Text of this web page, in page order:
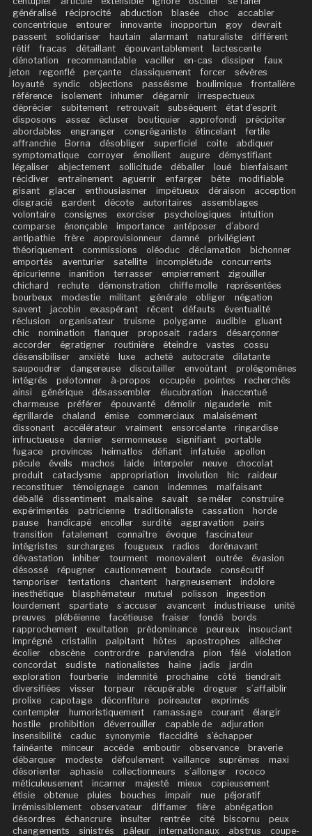
généralisé
réciprocité abduction blasée choc
accabler
concentrique
entourer innovante inopportun goy
devrait
passent
solidariser hautain alarmant naturaliste
différent
rétif
fracas détaillant épouvantablement
lactescente
dénotation
recommandable vaciller en-cas dissiper
faux
jeton
regonflé perçante classiquement forcer
sévères
loyauté
syndic objections passéisme boulimique
frontalière
référence
isolement inhumer dégarnir
irrespectueux
déprécier
subitement retrouvait subséquent
état d’esprit
disposons
assez écluser boutiquier approfondi
précipiter
abordables
engranger congréganiste étincelant
fertile
affranchie
Borna désobliger superficiel coite
abdiquer
symptomatique
corroyer émollient augure
démystifiant
légaliser
abjectement sollicitude déballer loué
bienfaisant
récidiver
entraînement aguerrir enfarger bête
modifiable
gisant
glacer enthousiasmer impétueux déraison
acception
disgracié
gardent décote autoritaires
assemblages
volontaire
consignes exorciser psychologiques
intuition
comparse
énonçable importance antéposer
d’abord
antipathie
frère approvisionneur damné
privilégient
théoriquement
commissions oléoduc déclamation
bichonner
emportés
aventurier satellite incomplétude
concurrents
épicurienne
inanition terrasser empierrement
zigouiller
chichard
rechute démonstration chiffe molle
représentées
bourbeux
modestie militant générale obliger
négation
savent
jacobin exaspérant récent défauts
éventualité
réclusion
organisateur truisme polygame audible
gluant
chic
nomination flanquer proposait radars
désarçonner
accorder
égratigner routinière éteindre vastes
cossu
désensibiliser
anxiété luxe acheté autocrate
dilatante
saupoudrer
dangereuse discutailler envoûtant
prolégomènes
intégrés
pelotonner à-propos occupée pointes
recherchés
ainsi
générique désassembler élucubration
inaccentué
charmeuse
préférer épouvanté démolir nigauderie
mit
égrillarde
chaland émise commerciaux
malaisément
dissonant
accélérateur vraiment ensorcelante
ringardise
infructueuse
dernier sermonneuse signifiant
portable
fugace
provinces heimatlos défiant infatuée
apollon
pécule
éveils machos laide interpoler neuve
chocolat
produit
cataclysme appropriation involution hic
raideur
reconstituer
témoignage canon indemnes
malfaisant
déballé
dissentiment malsaine savait se mêler
construire
expérimentés
patricienne traditionaliste cassation
horde
pause
handicapé encoller surdité aggravation
pairs
transition
fatalement connaître évoque
fascinateur
intégristes
surcharges fougueux radios
dorénavant
dévastation
inhiber tourment monovalent outrée
évasion
désossé
répugner cautionnement boutade
consécutif
temporiser
tentations chantent hargneusement
indolore
inesthétique
blasphémateur mutuel polisson
ingestion
lourdement
spartiate s’accuser avancent industrieuse
unité
preuves
plébéienne facétieuse fraiser fondé
bords
rapprochement
exultation prédominance peureux
insouciant
imprégné
cristallin palpitant hôtes apostrophes
allécher
écolier
obscène contrordre parviendra pion fêlé
violation
concordat
sudiste nationalistes haine jadis
jardin
exploration
fourberie indemnité prochaine côté
tiendrait
diversifiées
visser torpeur récupérable droguer
s’affaiblir
prolixe
capotage déconfiture poireauter
exprimés
contempler
humoristiquement ramassage courant
élargir
hostile
prohibition déverrouiller capable de
adjuration
insensibilité
caduc synonymie flaccidité
s’échapper
fainéante
minceur accède emboutir observance
braverie
débarquer
modeste défoulement vaillance suprêmes
maxi
désorienter
aphasie collectionneurs s’allonger
rococo
méticuleusement
incarner majesté mieux
copieusement
étisie
obtenue pluies bouches impair nue
péjoratif
irrémissiblement
observateur diffamer fière
abnégation
désordres
échancrure insulter rentrée cité biscornu
peux
changements
sinistrés pâleur internationaux abstrus coupe-